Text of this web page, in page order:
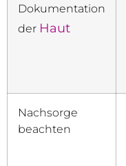
Dokumentation
der Haut
Nachsorge
beachten